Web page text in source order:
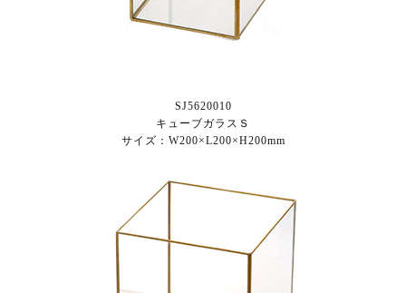
SJ5620010
キューブガラスＳ
サイズ：W200×L200×H200mm